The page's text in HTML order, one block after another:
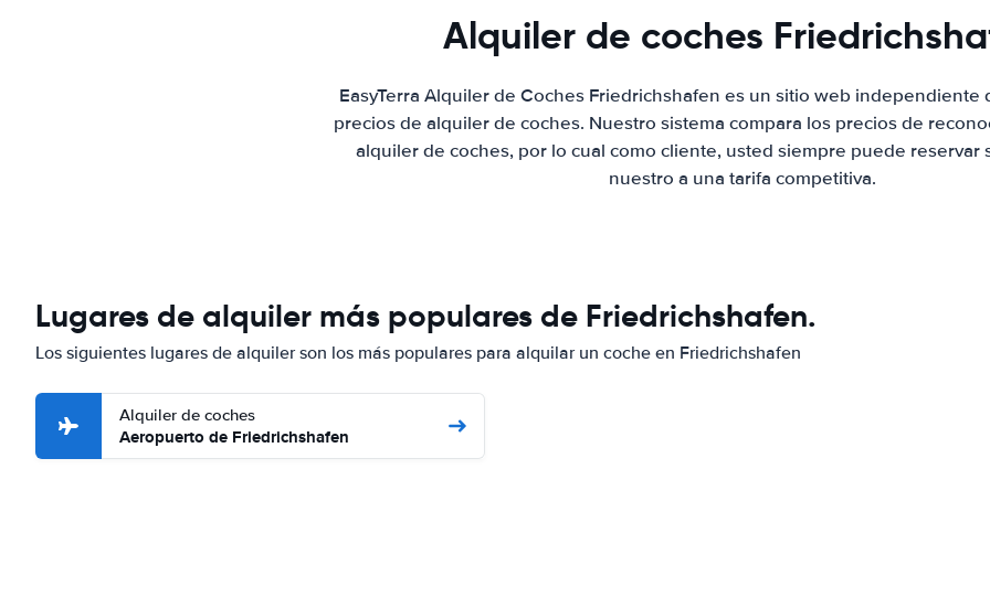
Alquiler de coches
EasyTerra Alquiler de Coches Friedrichshafen es un sitio web independiente
precios de alquiler de coches. Nuestro sistema compara los precios de
alquiler de coches, por lo cual como cliente, usted siempre puede reservar
nuestro a una tarifa competitiva.
Lugares de alquiler más populares de Friedrichshafen.
Los siguientes lugares de alquiler son los más populares para alquilar un coche en Friedrichshafen
Alquiler de coches
Aeropuerto de Friedrichshafen